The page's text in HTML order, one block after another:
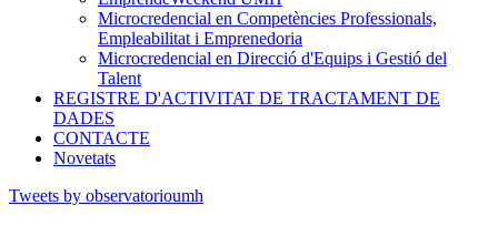
Microcredencial en Competències Professionals,
Empleabilitat i Emprenedoria
Microcredencial en Direcció d'Equips i Gestió del
Talent
REGISTRE D'ACTIVITAT DE TRACTAMENT DE
DADES
CONTACTE
Novetats
Tweets by observatorioumh